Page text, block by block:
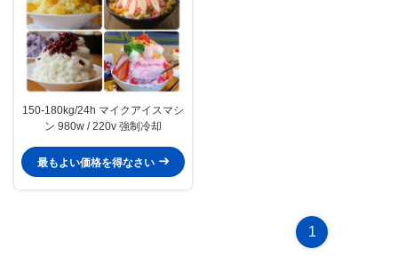
150-180kg/24h マイクアイスマシ
ン 980w / 220v 強制冷却
最もよい価格を得なさい
1